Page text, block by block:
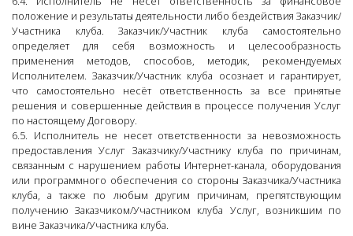
положение и результаты деятельности либо бездействия Заказчик/
Участника клуба. Заказчик/Участник клуба самостоятельно
определяет для себя возможность и целесообразность
применения методов, способов, методик, рекомендуемых
Исполнителем. Заказчик/Участник клуба осознает и гарантирует,
что самостоятельно несёт ответственность за все принятые
решения и совершенные действия в процессе получения Услуг
по настоящему Договору.
6.5. Исполнитель не несет ответственности за невозможность
предоставления Услуг Заказчику/Участнику клуба по причинам,
связанным с нарушением работы Интернет-канала, оборудования
или программного обеспечения со стороны Заказчика/Участника
клуба, а также по любым другим причинам, препятствующим
получению Заказчиком/Участником клуба Услуг, возникшим по
вине Заказчика/Участника клуба.